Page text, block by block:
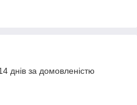
днів за домовленістю